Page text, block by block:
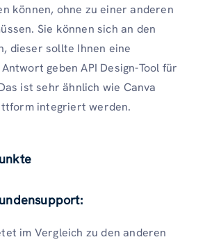
können, ohne zu einer anderen
Sie können sich an den
dieser sollte Ihnen eine
geben API Design-Tool für
ist sehr ähnlich wie Canva
integriert werden.
im Vergleich zu den anderen